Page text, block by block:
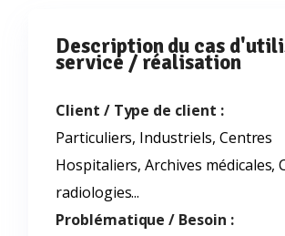
Description du cas
service / réalisation
Client / Type de client :
Particuliers, Industriels, Centres
Hospitaliers, Archives médicales,
radiologies...
Problématique / Besoin :